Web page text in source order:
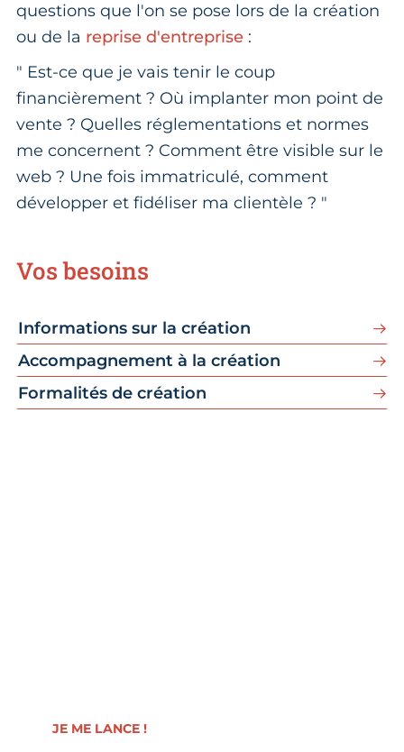
questions que l'on se pose lors de la création
ou de la reprise d'entreprise :
" Est-ce que je vais tenir le coup
financièrement ? Où implanter mon point de
vente ? Quelles réglementations et normes
me concernent ? Comment être visible sur le
web ? Une fois immatriculé, comment
développer et fidéliser ma clientèle ? "
Vos besoins
Informations sur la création
Accompagnement à la création
Formalités de création
JE ME LANCE !